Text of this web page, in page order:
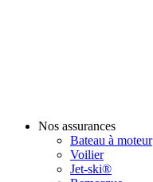
Nos assurances
Bateau à moteur
Voilier
Jet-ski®